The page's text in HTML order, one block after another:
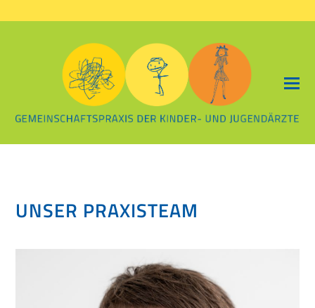
UNSER PRAXISTEAM